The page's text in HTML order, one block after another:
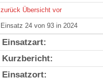
zurück Übersicht vor
Einsatz 24 von 93 in 2024
Einsatzart:
Kurzbericht:
Einsatzort: